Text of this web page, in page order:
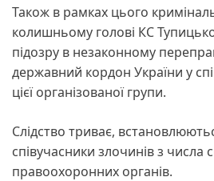
Також в рамках цього
колишньому голові КС
підозру в незаконному
державний кордон України у
цієї організованої групи.
Слідство триває,
співучасники злочинів з числа
правоохоронних органів.